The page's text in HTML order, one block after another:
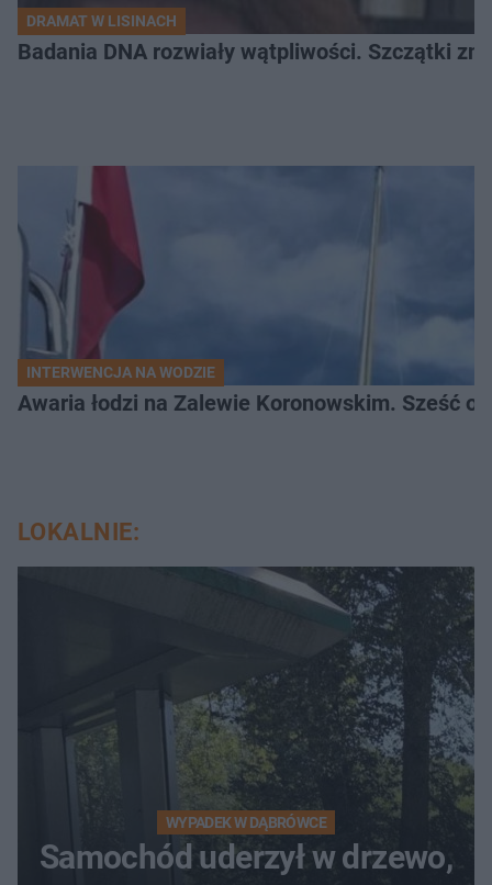
DRAMAT W LISINACH
Badania DNA rozwiały wątpliwości. Szczątki
INTERWENCJA NA WODZIE
Awaria łodzi na Zalewie Koronowskim. Sześć
LOKALNIE:
WYPADEK W DĄBRÓWCE
Samochód uderzył w drzewo,